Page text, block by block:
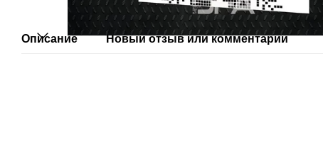
Описание Новый отзыв или комментарий